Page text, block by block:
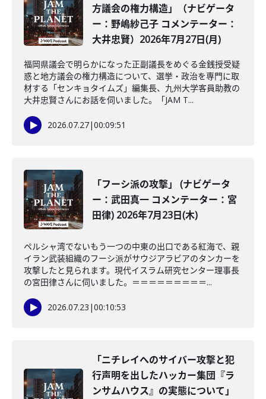
方議会の権力構造」（ナビゲータ
ー：野嶋紗己子 コメンテーター：
大井忠賢）2026年7月27日(月)
福岡県議会で明らかになった正副議長をめぐる金銭授受疑
惑と地方議会の権力構造について、選挙・政治を専門に取
材する「センキョタイムズ」編集長、九州大学客員助教の
大井忠賢さんにお話を伺いました。「JAM T...
2026.07.27|00:09:51
「フーシ派の攻撃」 (ナビゲータ
ー：武田真一 コメンテーター：宮
田律) 2026年7月23日(木)
ペルシャ湾でないもう一つの中東の出口である紅海で、親
イラン武装組織のフーシ派がサウジアラビアのタンカーを
攻撃したと見られます。現代イスラム研究センター理事長
の宮田律さんに伺いました。＝＝＝＝＝＝＝＝＝...
2026.07.23 |00:10:53
「ニチレイへのサイバー攻撃と犯
行声明を出したハッカー集団『ラ
ンサムハウス』の実態について」